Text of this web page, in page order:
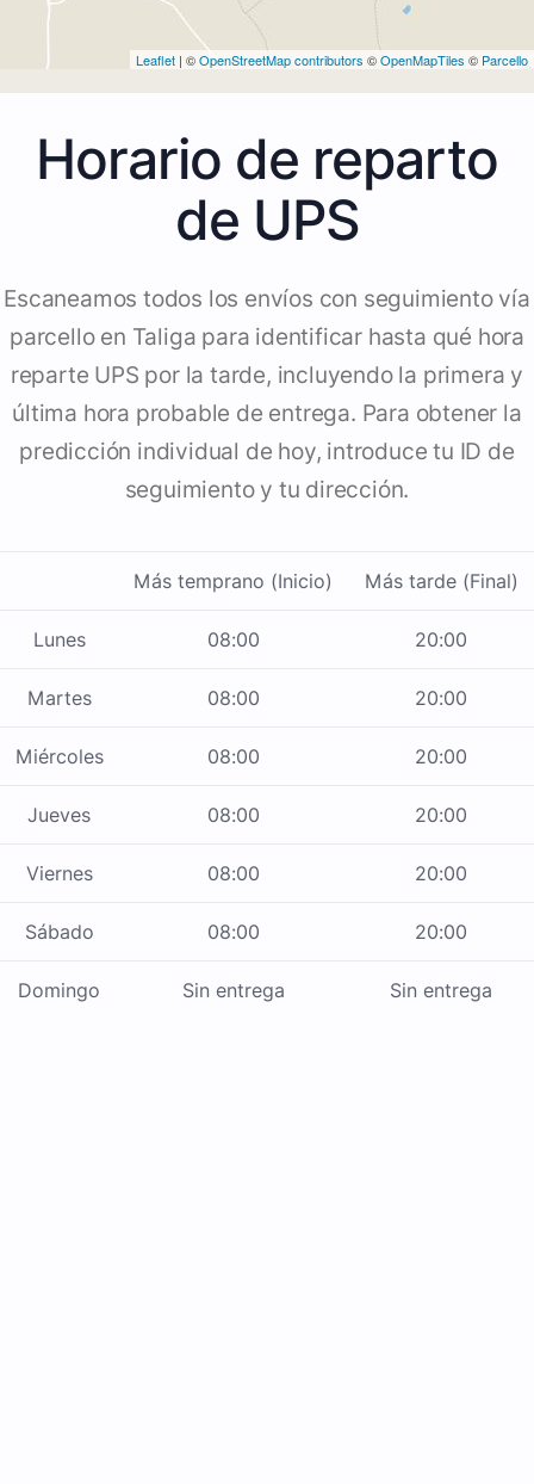
Leaflet | ©OpenStreetMap contributors ©OpenMapTiles © Parcello
Horario de reparto
de UPS
Escaneamos todos los envíos con seguimiento vía
parcello en Taliga para identificar hasta qué hora
reparte UPS por la tarde, incluyendo la primera y
última hora probable de entrega. Para obtener la
predicción individual de hoy, introduce tu ID de
seguimiento y tu dirección.
Más temprano (Inicio) Más tarde (Final)
Lunes 08:00 20:00
Martes 08:00 20:00
Miércoles 08:00 20:00
Jueves 08:00 20:00
Viernes 08:00 20:00
Sábado 08:00 20:00
Domingo Sin entrega Sin entrega